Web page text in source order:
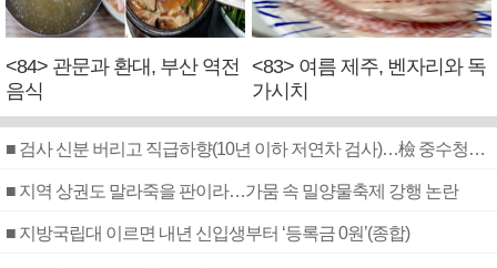
<84> 관문과 환대, 부산 역전
음식
<83> 여름 제주, 벤자리와 독
가시치
■ 검사 신분 버리고 직급하향(10년 이하 저연차 검사)…檢 중수청행 기피
■ 지역 상권도 말라죽을 판이라…가뭄 속 밀양물축제 강행 논란
■ 지방국립대 이르면 내년 신입생부터 ‘등록금 0원’(종합)